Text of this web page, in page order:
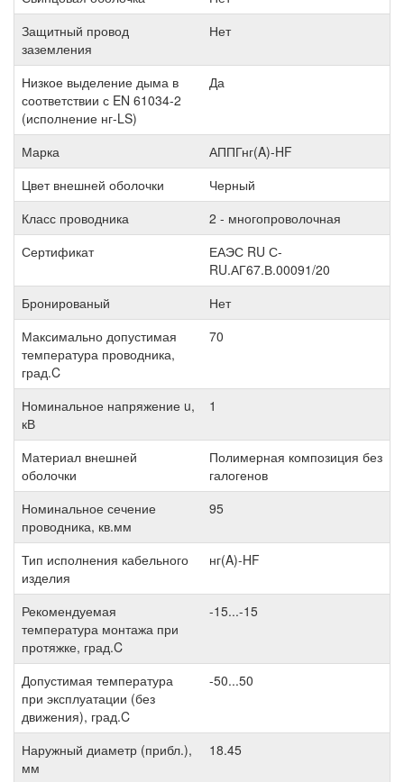
Защитный провод
заземления
Нет
Низкое выделение дыма в
соответствии с EN 61034-2
(исполнение нг-LS)
Да
Марка
АППГнг(A)-HF
Цвет внешней оболочки
Черный
Класс проводника
2 - многопроволочная
Сертификат
ЕАЭС RU С-
RU.АГ67.В.00091/20
Бронированый
Нет
Максимально допустимая
температура проводника,
град.C
70
Номинальное напряжение u,
кВ
1
Материал внешней
оболочки
Полимерная композиция без
галогенов
Номинальное сечение
проводника, кв.мм
95
Тип исполнения кабельного
изделия
нг(A)-HF
Рекомендуемая
температура монтажа при
протяжке, град.C
-15...-15
Допустимая температура
при эксплуатации (без
движения), град.C
-50...50
Наружный диаметр (прибл.),
мм
18.45